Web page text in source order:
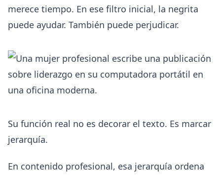
merece tiempo. En ese filtro inicial, la negrita
puede ayudar. También puede perjudicar.
Su función real no es decorar el texto. Es marcar
jerarquía.
En contenido profesional, esa jerarquía ordena